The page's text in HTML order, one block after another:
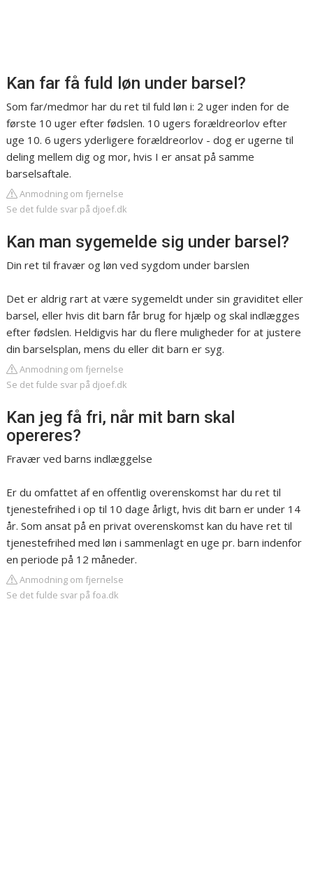
Kan far få fuld løn under barsel?
Som far/medmor har du ret til fuld løn i: 2 uger inden for de
første 10 uger efter fødslen. 10 ugers forældreorlov efter
uge 10. 6 ugers yderligere forældreorlov - dog er ugerne til
deling mellem dig og mor, hvis I er ansat på samme
barselsaftale.
Anmodning om fjernelse
Se det fulde svar på djoef.dk
Kan man sygemelde sig under barsel?
Din ret til fravær og løn ved sygdom under barslen
Det er aldrig rart at være sygemeldt under sin graviditet eller
barsel, eller hvis dit barn får brug for hjælp og skal indlægges
efter fødslen. Heldigvis har du flere muligheder for at justere
din barselsplan, mens du eller dit barn er syg.
Anmodning om fjernelse
Se det fulde svar på djoef.dk
Kan jeg få fri, når mit barn skal
opereres?
Fravær ved barns indlæggelse
Er du omfattet af en offentlig overenskomst har du ret til
tjenestefrihed i op til 10 dage årligt, hvis dit barn er under 14
år. Som ansat på en privat overenskomst kan du have ret til
tjenestefrihed med løn i sammenlagt en uge pr. barn indenfor
en periode på 12 måneder.
Anmodning om fjernelse
Se det fulde svar på foa.dk